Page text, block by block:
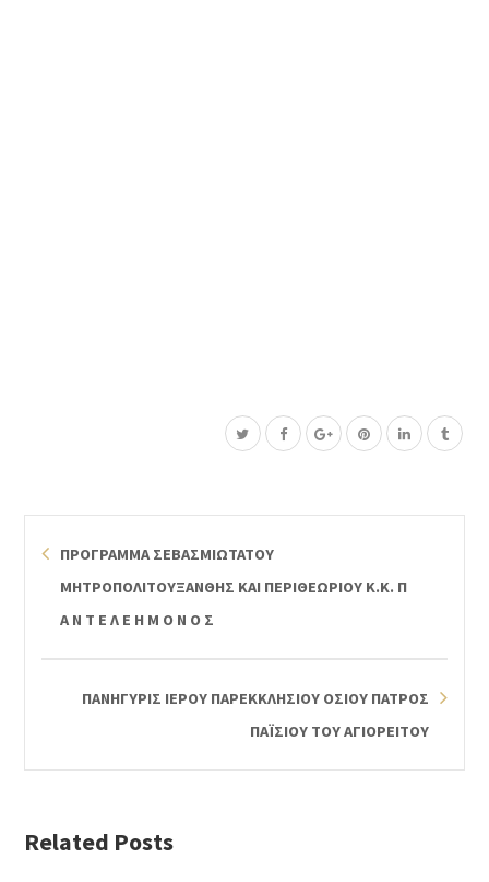
ΠΡΟΓΡΑΜΜΑ ΣΕΒΑΣΜΙΩΤΑΤΟΥ
ΜΗΤΡΟΠΟΛΙΤΟΥΞΑΝΘΗΣ ΚΑΙ ΠΕΡΙΘΕΩΡΙΟΥ Κ.Κ. Π
Α Ν Τ Ε Λ Ε Η Μ Ο Ν Ο Σ
ΠΑΝΗΓΥΡΙΣ ΙΕΡΟΥ ΠΑΡΕΚΚΛΗΣΙΟΥ ΟΣΙΟΥ ΠΑΤΡΟΣ
ΠΑΪΣΙΟΥ ΤΟΥ ΑΓΙΟΡΕΙΤΟΥ
Related Posts